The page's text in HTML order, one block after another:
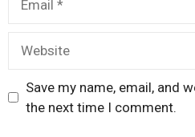
Save my name, email, and
the next time I comment.